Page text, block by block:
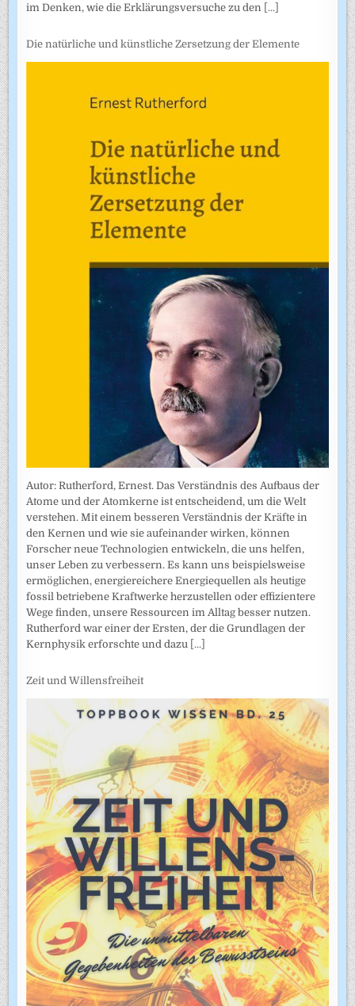
im Denken, wie die Erklärungsversuche zu den [...]
Die natürliche und künstliche Zersetzung der Elemente
Autor: Rutherford, Ernest. Das Verständnis des Aufbaus der
Atome und der Atomkerne ist entscheidend, um die Welt
verstehen. Mit einem besseren Verständnis der Kräfte in
den Kernen und wie sie aufeinander wirken, können
Forscher neue Technologien entwickeln, die uns helfen,
unser Leben zu verbessern. Es kann uns beispielsweise
ermöglichen, energiereichere Energiequellen als heutige
fossil betriebene Kraftwerke herzustellen oder effizientere
Wege finden, unsere Ressourcen im Alltag besser nutzen.
Rutherford war einer der Ersten, der die Grundlagen der
Kernphysik erforschte und dazu [...]
Zeit und Willensfreiheit